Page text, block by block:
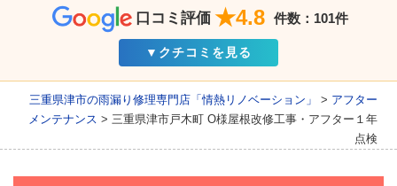
口コミ評価 ★4.8 件数：101件
▼クチコミを見る
三重県津市の雨漏り修理専門店「情熱リノベーション」 > アフター
メンテナンス > 三重県津市戸木町 O様屋根改修工事・アフター１年
点検